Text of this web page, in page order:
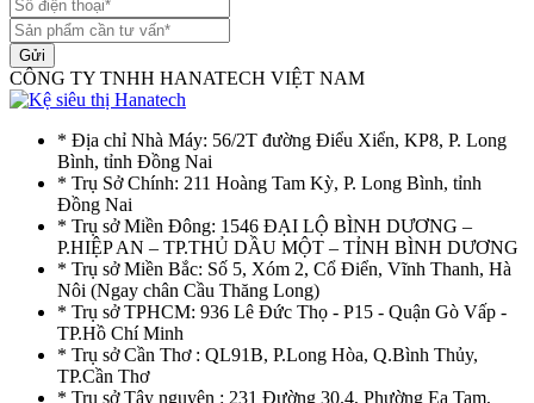
Gửi
CÔNG TY TNHH HANATECH VIỆT NAM
* Địa chỉ Nhà Máy: 56/2T đường Điểu Xiển, KP8, P. Long
Bình, tỉnh Đồng Nai
* Trụ Sở Chính: 211 Hoàng Tam Kỳ, P. Long Bình, tỉnh
Đồng Nai
* Trụ sở Miền Đông: 1546 ĐẠI LỘ BÌNH DƯƠNG –
P.HIỆP AN – TP.THỦ DẦU MỘT – TỈNH BÌNH DƯƠNG
* Trụ sở Miền Bắc: Số 5, Xóm 2, Cổ Điển, Vĩnh Thanh, Hà
Nôi (Ngay chân Cầu Thăng Long)
* Trụ sở TPHCM: 936 Lê Đức Thọ - P15 - Quận Gò Vấp -
TP.Hồ Chí Minh
* Trụ sở Cần Thơ : QL91B, P.Long Hòa, Q.Bình Thủy,
TP.Cần Thơ
* Trụ sở Tây nguyên : 231 Đường 30.4, Phường Ea Tam,